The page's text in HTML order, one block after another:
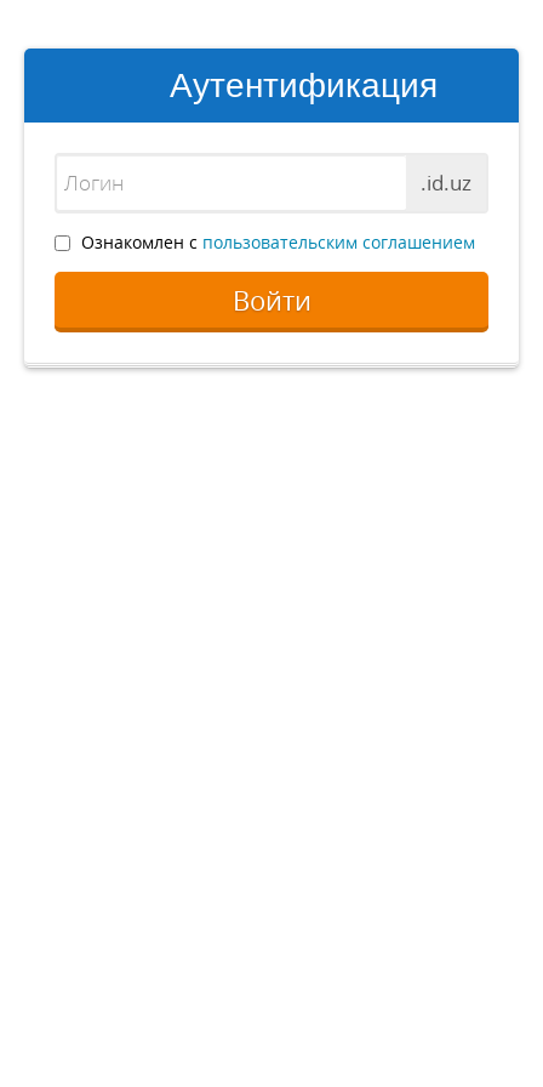
Аутентификация
.id.uz
Ознакомлен с пользовательским соглашением
Войти